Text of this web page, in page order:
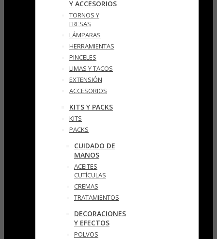
Y ACCESORIOS
TORNOS Y
FRESAS
LÁMPARAS
HERRAMIENTAS
PINCELES
LIMAS Y TACOS
EXTENSIÓN
ACCESORIOS
KITS Y PACKS
KITS
PACKS
CUIDADO DE
MANOS
ACEITES
CUTÍCULAS
CREMAS
TRATAMIENTOS
DECORACIONES
Y EFECTOS
POLVOS